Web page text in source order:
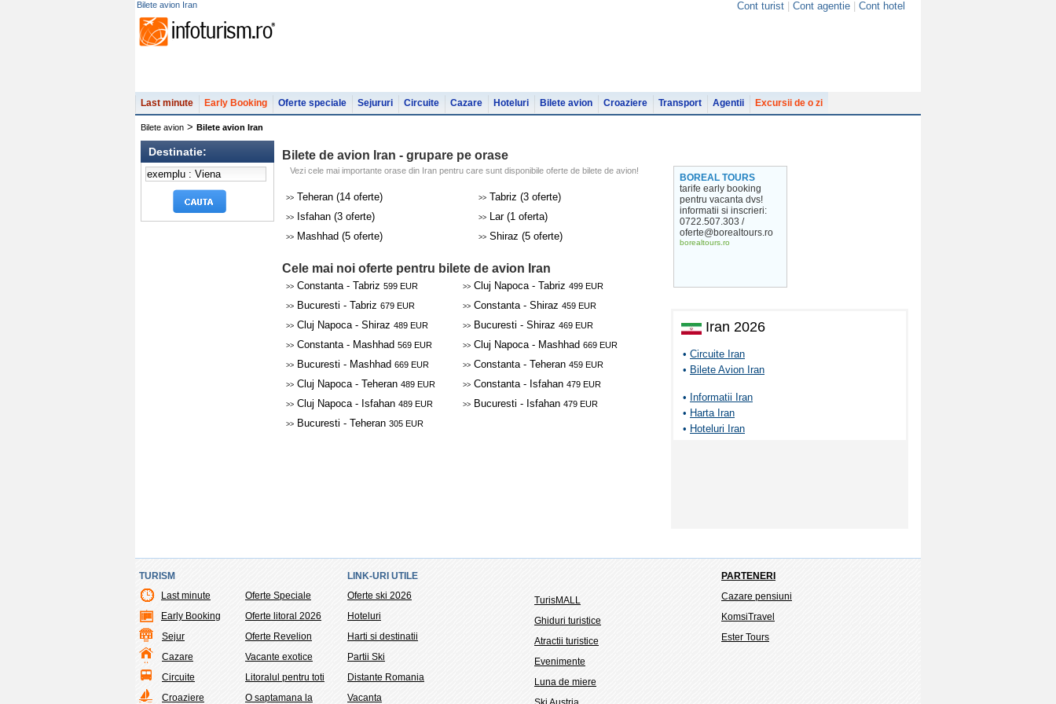
Bilete avion Iran Cont turist Cont agentie Cont hotel
Last minute Early Booking Oferte speciale Sejururi Circuite Cazare Hoteluri Bilete avion Croaziere Transport Agentii Excursii de o zi
Bilete avion > Bilete avion Iran
Destinatie: Bilete de avion Iran - grupare pe orase
Vezi cele mai importante orase din Iran pentru care sunt disponibile oferte de bilete de avion!
>> Teheran (14 oferte) >> Tabriz (3 oferte)
>> Isfahan (3 oferte) >> Lar (1 oferta)
>> Mashhad (5 oferte) >> Shiraz (5 oferte)
Cele mai noi oferte pentru bilete de avion Iran
>> Constanta - Tabriz 599 EUR >> Cluj Napoca - Tabriz 499 EUR
>> Bucuresti - Tabriz 679 EUR >> Constanta - Shiraz 459 EUR
>> Cluj Napoca - Shiraz 489 EUR >> Bucuresti - Shiraz 469 EUR
>> Constanta - Mashhad 569 EUR >> Cluj Napoca - Mashhad 669 EUR
>> Bucuresti - Mashhad 669 EUR >> Constanta - Teheran 459 EUR
>> Cluj Napoca - Teheran 489 EUR >> Constanta - Isfahan 479 EUR
>> Cluj Napoca - Isfahan 489 EUR >> Bucuresti - Isfahan 479 EUR
>> Bucuresti - Teheran 305 EUR
BOREAL TOURS
tarife early booking
pentru vacanta dvs!
informatii si inscrieri:
0722.507.303 /
oferte@borealtours.ro
borealtours.ro
Iran 2026
• Circuite Iran
• Bilete Avion Iran
• Informatii Iran
• Harta Iran
• Hoteluri Iran
TURISM
Last minute
Early Booking
Sejur
Cazare
Circuite
Croaziere
Oferte Speciale
Oferte litoral 2026
Oferte Revelion
Vacante exotice
Litoralul pentru toti
O saptamana la
LINK-URI UTILE
Oferte ski 2026
Hoteluri
Harti si destinatii
Partii Ski
Distante Romania
Vacanta
TurisMALL
Ghiduri turistice
Atractii turistice
Evenimente
Luna de miere
PARTENERI
Cazare pensiuni
KomsiTravel
Ester Tours